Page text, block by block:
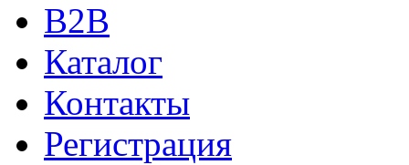
B2B
Каталог
Контакты
Регистрация